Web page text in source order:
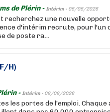
de Plérin -Intérim - 08/08/2026
recherchez une nouvelle
d'intérim recrute, pour l'un
de poste ra...
H)
-Intérim - 08/08/2026
les portes de l'emploi. Chaque